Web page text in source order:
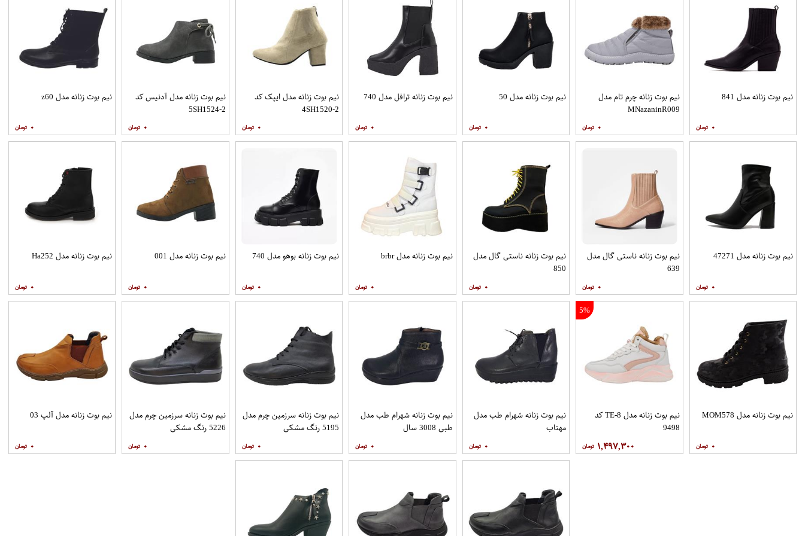
نیم بوت زنانه مدل 841
۰
نیم بوت زنانه چرم تام مدل
MNazaninR009
۰
نیم بوت زنانه مدل 50
۰
نیم بوت زنانه ترافل مدل 740
۰
نیم بوت زنانه مدل ایپک کد
4SH1520-2
۰
نیم بوت زنانه مدل آدنیس کد
5SH1524-2
۰
نیم بوت زنانه مدل z60
۰
نیم بوت زنانه مدل 47271
۰
نیم بوت زنانه ناستی گال مدل
639
۰
نیم بوت زنانه ناستی گال مدل
850
۰
نیم بوت زنانه مدل brbr
۰
نیم بوت زنانه بوهو مدل 740
۰
نیم بوت زنانه مدل 001
۰
نیم بوت زنانه مدل Ha252
۰
نیم بوت زنانه مدل MOM578
۰
5%
نیم بوت زنانه مدل TE-8 کد
9498
۱,۴۹۷,۳۰۰
نیم بوت زنانه شهرام طب مدل
مهتاب
۰
نیم بوت زنانه شهرام طب مدل
طبی 3008 سال
۰
نیم بوت زنانه سرزمین چرم مدل
5195 رنگ مشکی
۰
نیم بوت زنانه سرزمین چرم مدل
5226 رنگ مشکی
۰
نیم بوت زنانه مدل آلپ 03
۰